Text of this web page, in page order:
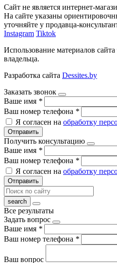
Сайт не является интернет-
На сайте указаны
уточняйте у продавца-
Instagram Tiktok
Использование материалов
владельца.
Разработка сайта Dessites.by
Заказать звонок
Ваше имя *
Ваш номер телефона *
Я согласен на обработку
Отправить
Получить консультацию
Ваше имя *
Ваш номер телефона *
Я согласен на обработку
Отправить
Все результаты
Задать вопрос
Ваше имя *
Ваш номер телефона *
Ваш вопрос